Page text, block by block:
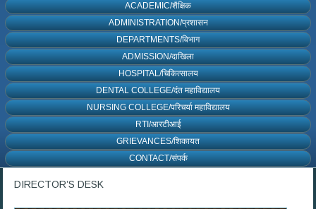
ACADEMIC/शैक्षिक
ADMINISTRATION/प्रशासन
DEPARTMENTS/विभाग
ADMISSION/दाखिला
HOSPITAL/चिकित्सालय
DENTAL COLLEGE/दंत महाविद्यालय
NURSING COLLEGE/परिचर्या महाविद्यालय
RTI/आरटीआई
GRIEVANCES/शिकायत
CONTACT/संपर्क
DIRECTOR’S DESK